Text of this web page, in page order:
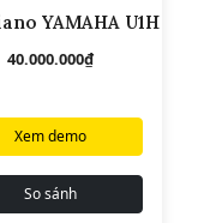
YAMAHA U1H
40.000.000₫
Xem demo
So sánh